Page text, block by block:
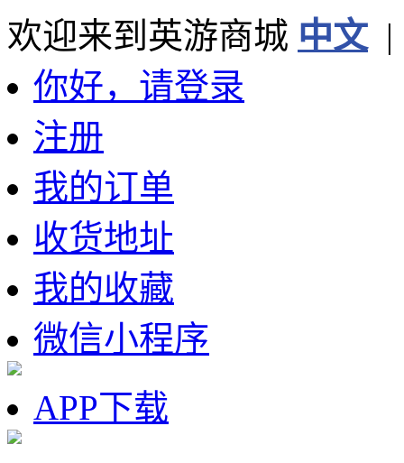
欢迎来到英游商城 中文
你好，请登录
注册
我的订单
收货地址
我的收藏
微信小程序
APP下载